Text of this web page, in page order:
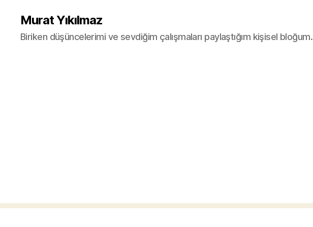
Murat Yıkılmaz
Biriken düşüncelerimi ve sevdiğim çalışmaları paylaştığım kişisel bloğum.